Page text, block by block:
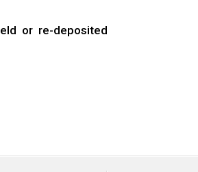
or re-deposited